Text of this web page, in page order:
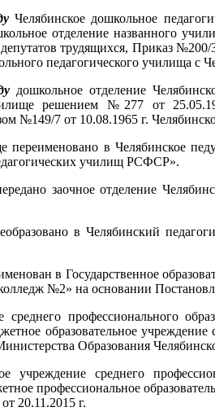
Челябинское дошкольное
отделение названного
трудящихся, Приказ №200/
педагогического училища
дошкольное отделение
решением №277 от
№149/7 от 10.08.1965 г.
переименовано в Челябинское
училищ РСФСР».
заочное отделение
в Челябинский
в Государственное
№2» на основании
среднего профессионального
образовательное учреждение
Образования
учреждение среднего
профессиональное
20.11.2015 г.